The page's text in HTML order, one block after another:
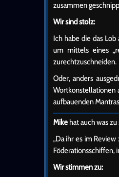
zusammen
Wir sind stolz:
Ich habe die das
um mittels eines
zurechtzuschneiden.
Oder, anders
Wortkonstellationen
aufbauenden
Mikehat auch was zu
„Da ihr es im
Föderationsschiffen,
Wir stimmen zu: